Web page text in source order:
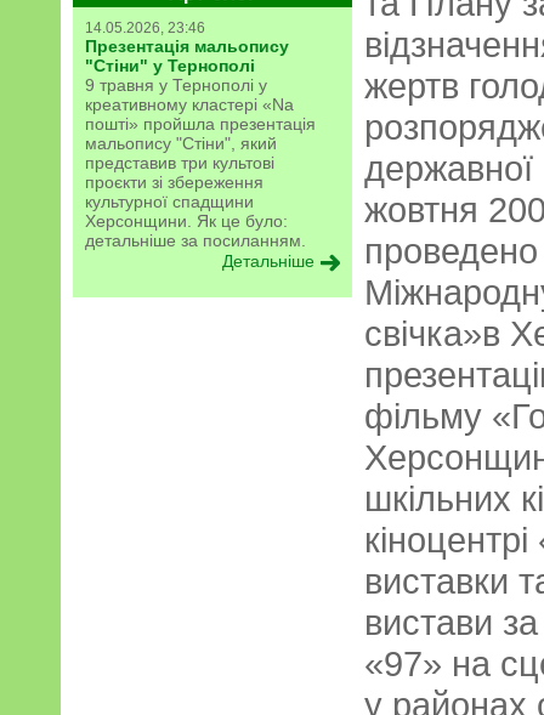
14.05.2026, 23:46
Презентація мальопису
"Стіни" у Тернополі
9 травня у Тернополі у
креативному кластері «Na
пошті» пройшла презентація
мальопису "Стіни", який
представив три культові
проєкти зі збереження
культурної спадщини
Херсонщини. Як це було:
детальніше за посиланням.
Детальніше
жертв
державної
жовтня
проведено
свічка»в
фільму
шкільних
виставки
вистави
«97» на
у районах